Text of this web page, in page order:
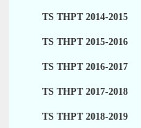
TS THPT 2014-2015
TS THPT 2015-2016
TS THPT 2016-2017
TS THPT 2017-2018
TS THPT 2018-2019